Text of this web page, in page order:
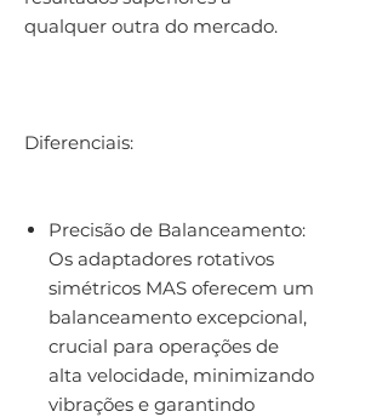
qualquer outra do mercado.
Diferenciais:
Precisão de Balanceamento:
Os adaptadores rotativos
simétricos MAS oferecem um
balanceamento excepcional,
crucial para operações de
alta velocidade, minimizando
vibrações e garantindo